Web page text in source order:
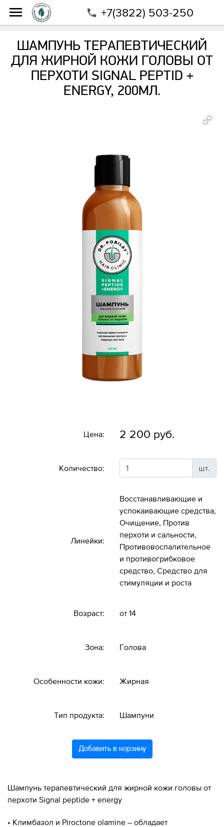
+7(3822) 503-250
SIGNAL PEPTIDE + ENERGY/ DR.POBILAT
Шампунь терапевтический для жирной кожи головы
от перхоти SIGNAL PEPTID + ENERGY, 200мл.
ШАМПУНЬ ТЕРАПЕВТИЧЕСКИЙ
ДЛЯ ЖИРНОЙ КОЖИ ГОЛОВЫ ОТ
ПЕРХОТИ SIGNAL PEPTID +
ENERGY, 200МЛ.
Цена: 2 200 руб.
Количество: шт.
Линейки:
Восстанавливающие и
успокаивающие средства,
Очищение, Против
перхоти и сальности,
Противовоспалительное
и противогрибковое
средство, Средство для
стимуляции и роста
Возраст: от 14
Зона: Голова
Особенности кожи: Жирная
Тип продукта: Шампуни
Добавить в корзину
Шампунь терапевтический для жирной кожи головы от
перхоти Signal peptide + energy
• Климбазол и Piroctone olamine – обладает